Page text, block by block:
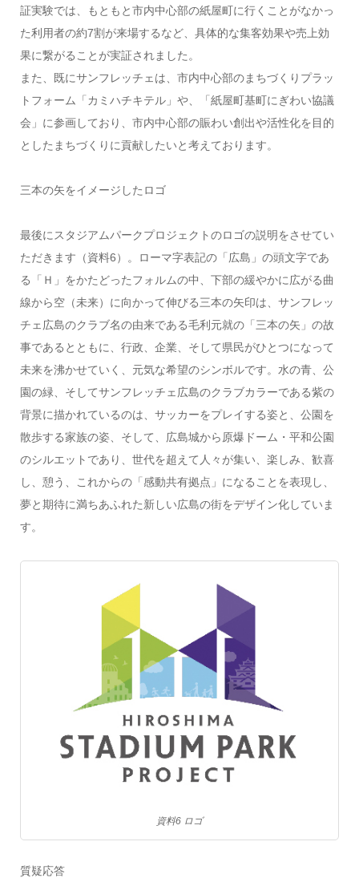
証実験では、もともと市内中心部の紙屋町に行くことがなかっ
た利用者の約7割が来場するなど、具体的な集客効果や売上効
果に繋がることが実証されました。
また、既にサンフレッチェは、市内中心部のまちづくりプラッ
トフォーム「カミハチキテル」や、「紙屋町基町にぎわい協議
会」に参画しており、市内中心部の賑わい創出や活性化を目的
としたまちづくりに貢献したいと考えております。
三本の矢をイメージしたロゴ
最後にスタジアムパークプロジェクトのロゴの説明をさせてい
ただきます（資料6）。ローマ字表記の「広島」の頭文字であ
る「Ｈ」をかたどったフォルムの中、下部の緩やかに広がる曲
線から空（未来）に向かって伸びる三本の矢印は、サンフレッ
チェ広島のクラブ名の由来である毛利元就の「三本の矢」の故
事であるとともに、行政、企業、そして県民がひとつになって
未来を沸かせていく、元気な希望のシンボルです。水の青、公
園の緑、そしてサンフレッチェ広島のクラブカラーである紫の
背景に描かれているのは、サッカーをプレイする姿と、公園を
散歩する家族の姿、そして、広島城から原爆ドーム・平和公園
のシルエットであり、世代を超えて人々が集い、楽しみ、歓喜
し、憩う、これからの「感動共有拠点」になることを表現し、
夢と期待に満ちあふれた新しい広島の街をデザイン化していま
す。
資料6 ロゴ
質疑応答